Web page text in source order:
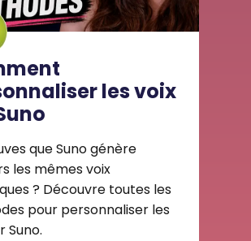
les voix
que Suno génère
les mêmes voix
? Découvre toutes les
pour personnaliser les
Suno.